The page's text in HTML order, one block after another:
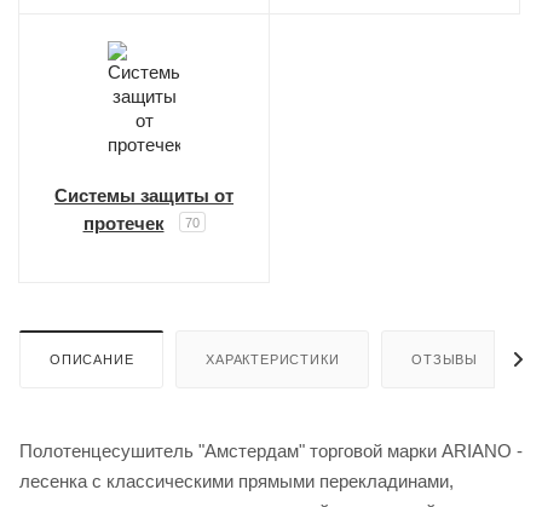
Системы защиты от
протечек
70
ОПИСАНИЕ ХАРАКТЕРИСТИКИ ОТЗЫВЫ
Полотенцесушитель "Амстердам" торговой марки ARIANO -
лесенка с классическими прямыми перекладинами,